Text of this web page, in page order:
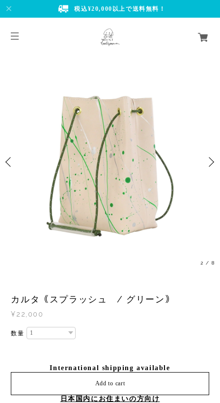
税込¥20,000以上で送料無料！
3 /8
カルタ｟スプラッシュ / グリーン｠
¥22,000
数量
International shipping available
Add to cart
日本国内にお住まいの方向け